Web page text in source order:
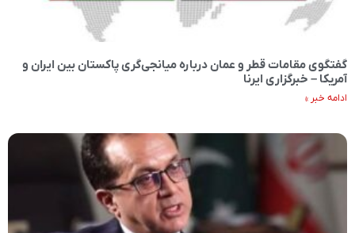
گفتگوی مقامات قطر و عمان درباره میانجی‌گری پاکستان بین ایران و
آمریکا – خبرگزاری ایرنا
ادامه خبر »